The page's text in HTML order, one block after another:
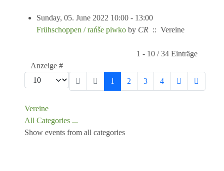
Sunday, 05. June 2022 10:00 - 13:00
Frühschoppen / rańše piwko by CR :: Vereine
1 - 10 / 34 Einträge
Anzeige #
1
2 3 4
Vereine
All Categories ...
Show events from all categories